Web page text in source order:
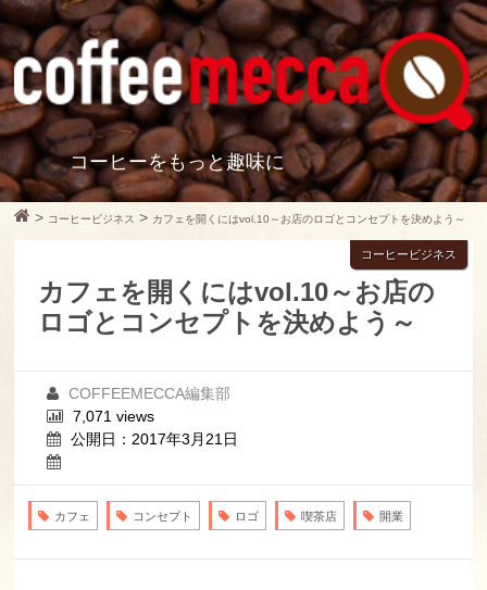
コーヒーをもっと趣味に
> コーヒービジネス > カフェを開くにはvol.10～お店のロゴとコンセプトを決めよう～
カフェを開くにはvol.10～お店の
ロゴとコンセプトを決めよう～
コーヒービジネス
COFFEEMECCA編集部
7,071 views
公開日：2017年3月21日
カフェ コンセプト ロゴ 喫茶店 開業